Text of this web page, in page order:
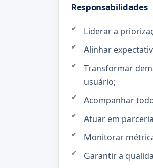
Responsabilidades
Liderar a
Alinhar
Transformar
usuário;
Acompanhar
Atuar em
Monitorar
Garantir a